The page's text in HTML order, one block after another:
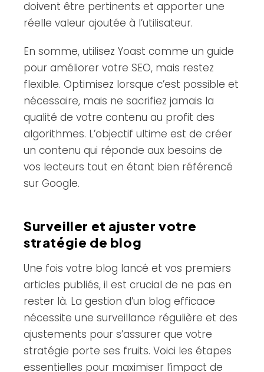
doivent être pertinents et apporter une
réelle valeur ajoutée à l’utilisateur.
En somme, utilisez Yoast comme un guide
pour améliorer votre SEO, mais restez
flexible. Optimisez lorsque c’est possible et
nécessaire, mais ne sacrifiez jamais la
qualité de votre contenu au profit des
algorithmes. L’objectif ultime est de créer
un contenu qui réponde aux besoins de
vos lecteurs tout en étant bien référencé
sur Google.
Surveiller et ajuster votre
stratégie de blog
Une fois votre blog lancé et vos premiers
articles publiés, il est crucial de ne pas en
rester là. La gestion d’un blog efficace
nécessite une surveillance régulière et des
ajustements pour s’assurer que votre
stratégie porte ses fruits. Voici les étapes
essentielles pour maximiser l’impact de